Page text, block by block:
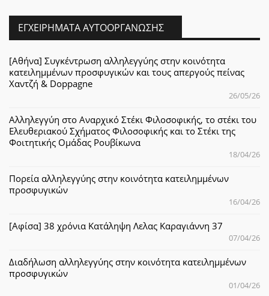
ΕΓΧΕΙΡΉΜΑΤΑ ΑΥΤΟΟΡΓΆΝΩΣΗΣ
[Αθήνα] Συγκέντρωση αλληλεγγύης στην κοινότητα
κατειλημμένων προσφυγικών και τους απεργούς πείνας
Χαντζή & Doppagne
26/05/26
Αλληλεγγύη στο Αναρχικό Στέκι Φιλοσοφικής, το στέκι του
Ελευθεριακού Σχήματος Φιλοσοφικής και το Στέκι της
Φοιτητικής Ομάδας Ρουβίκωνα
18/04/26
Πορεία αλληλεγγύης στην κοινότητα κατειλημμένων
προσφυγικών
16/04/26
[Αφίσα] 38 χρόνια Κατάληψη Λελας Καραγιάννη 37
07/04/26
Διαδήλωση αλληλεγγύης στην κοινότητα κατειλημμένων
προσφυγικών
01/04/26